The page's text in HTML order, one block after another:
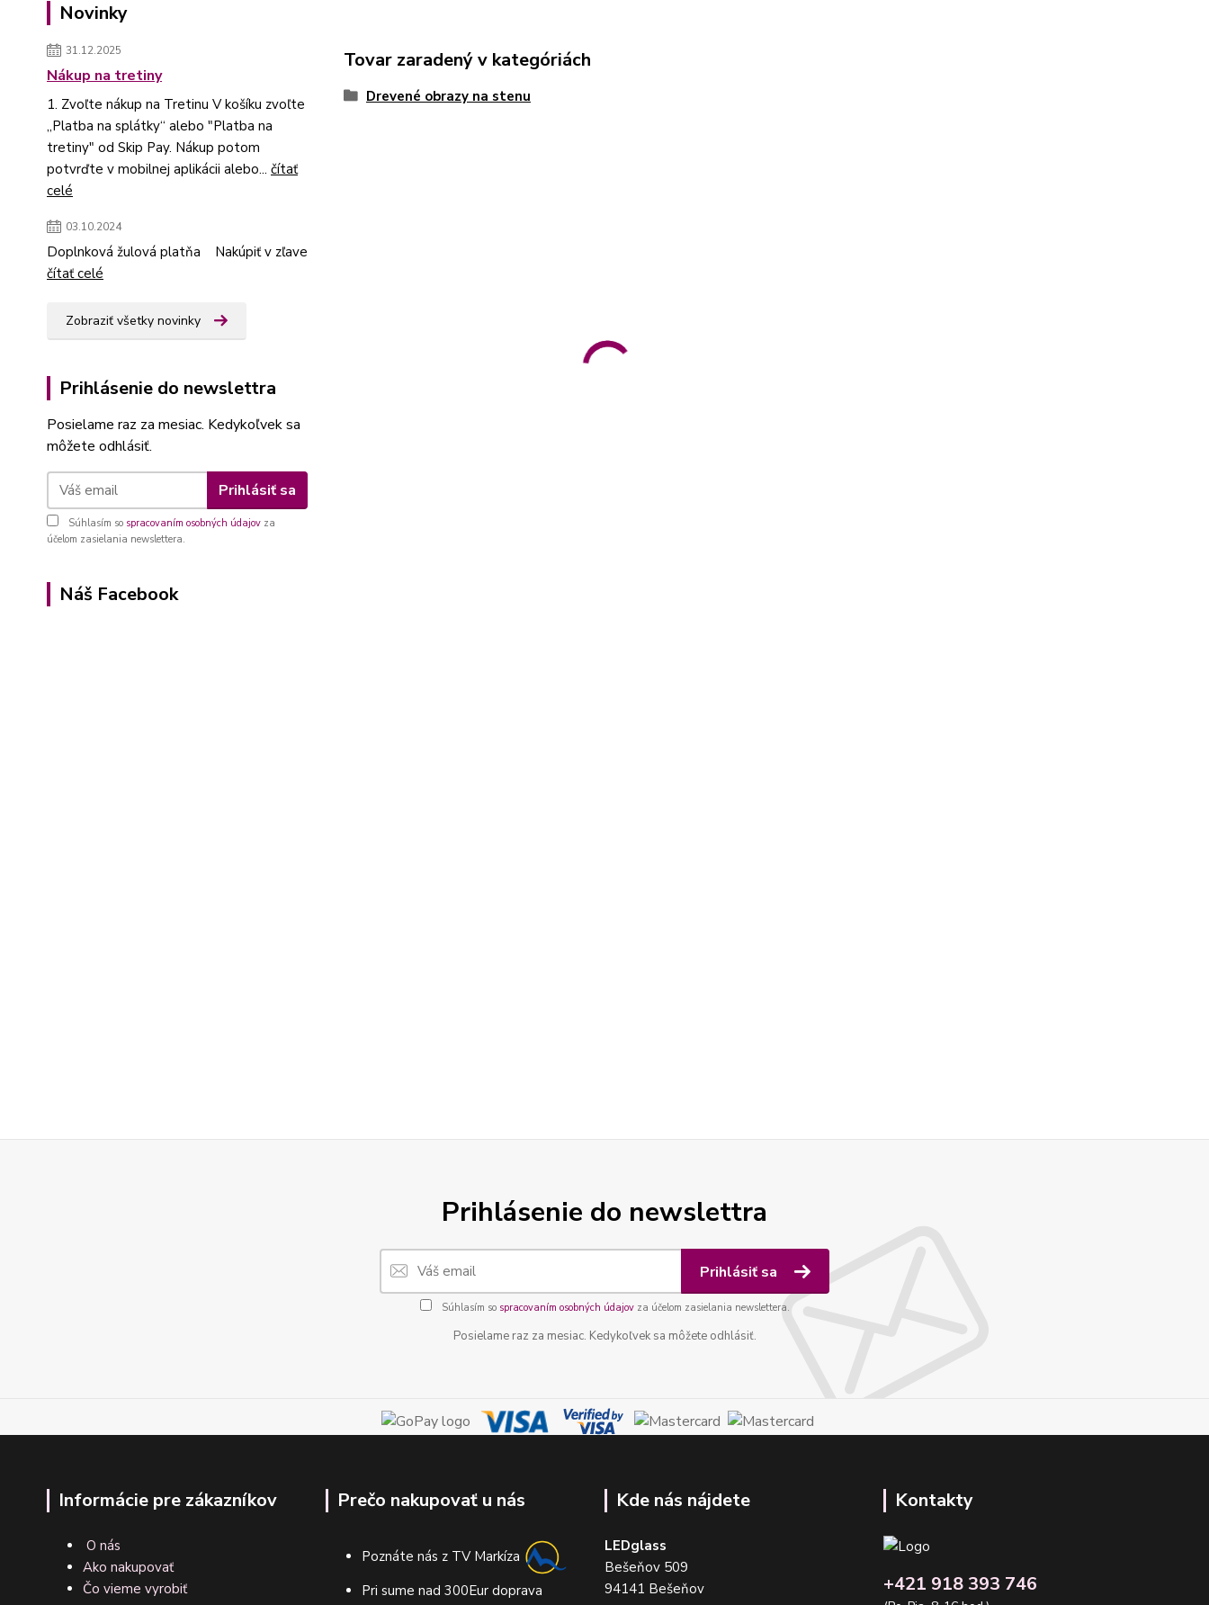
Novinky
31.12.2025
Nákup na tretiny
1. Zvoľte nákup na Tretinu V košíku zvoľte
„Platba na splátky“ alebo "Platba na
tretiny" od Skip Pay. Nákup potom
potvrďte v mobilnej aplikácii alebo... čítať
celé
03.10.2024
Doplnková žulová platňa Nakúpiť v zľave
čítať celé
Zobraziť všetky novinky
Prihlásenie do newslettra
Posielame raz za mesiac. Kedykoľvek sa
môžete odhlásiť.
Prihlásiť sa
Súhlasím so spracovaním osobných údajov za
účelom zasielania newslettera.
Náš Facebook
Tovar zaradený v kategóriách
Drevené obrazy na stenu
Prihlásenie do newslettra
Prihlásiť sa
Súhlasím so spracovaním osobných údajovza účelom zasielania newslettera.
Posielame raz za mesiac. Kedykoľvek sa môžete odhlásiť.
Informácie pre zákazníkov
O nás
Ako nakupovať
Čo vieme vyrobiť
Prečo nakupovať u nás
Poznáte nás z TV Markíza
Pri sume nad 300Eur doprava
Kde nás nájdete
LEDglass
Bešeňov 509
94141 Bešeňov
Kontakty
+421 918 393 746